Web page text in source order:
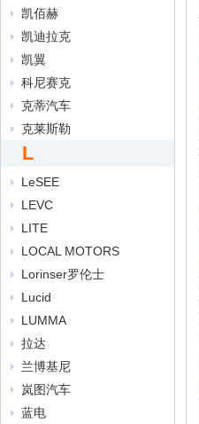
凯佰赫
凯迪拉克
凯翼
科尼赛克
克蒂汽车
克莱斯勒
L
LeSEE
LEVC
LITE
LOCAL MOTORS
Lorinser罗伦士
Lucid
LUMMA
拉达
兰博基尼
岚图汽车
蓝电